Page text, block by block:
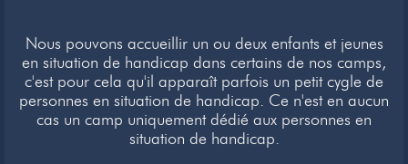
Contacts
Nous pouvons accueillir un ou deux enfants et jeunes
en situation de handicap dans certains de nos camps,
c'est pour cela qu'il apparaît parfois un petit cygle de
personnes en situation de handicap. Ce n'est en aucun
cas un camp uniquement dédié aux personnes en
situation de handicap.